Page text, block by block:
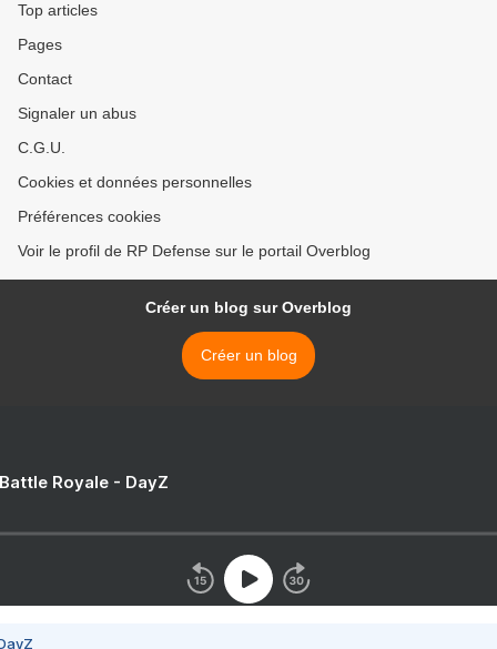
Top articles
Pages
Contact
Signaler un abus
C.G.U.
Cookies et données personnelles
Préférences cookies
Voir le profil de RP Defense sur le portail Overblog
Créer un blog sur Overblog
Créer un blog
Royale - DayZ